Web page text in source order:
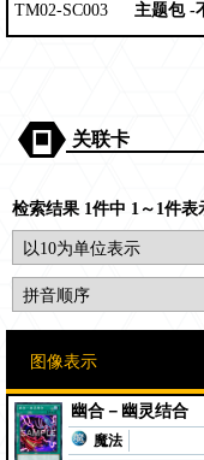
TM02-SC003
主题包 ‐
关联卡
检索结果 1件中 1～1件表
幽合－幽灵结合
魔法